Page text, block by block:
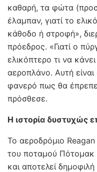
καθαρή, τα φώτα
έλαμπαν, γιατί το
κάθοδο ή στροφή»,
πρόεδρος. «Γιατί ο
ελικόπτερο τι να
αεροπλάνο. Αυτή
φανερό πως θα
πρόσθεσε.
Η ιστορία δυστυχώς
Το αεροδρόμιο
του ποταμού Πότομακ
και αποτελεί δημοφιλή